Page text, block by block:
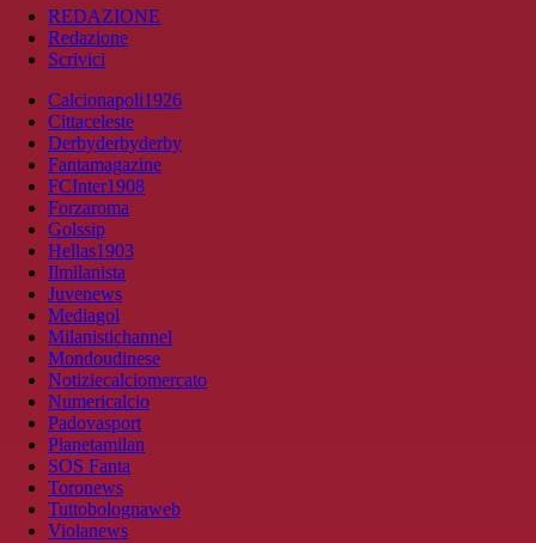
REDAZIONE
Redazione
Scrivici
Calcionapoli1926
Cittaceleste
Derbyderbyderby
Fantamagazine
FCInter1908
Forzaroma
Golssip
Hellas1903
Ilmilanista
Juvenews
Mediagol
Milanistichannel
Mondoudinese
Notiziecalciomercato
Numericalcio
Padovasport
Pianetamilan
SOS Fanta
Toronews
Tuttobolognaweb
Violanews